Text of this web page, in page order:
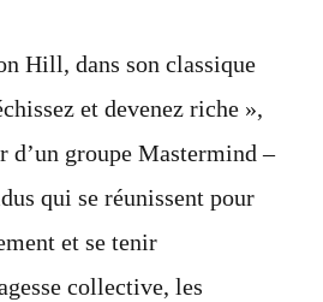
Hill, dans son classique
et devenez riche »,
d’un groupe Mastermind –
qui se réunissent pour
et se tenir
collective, les